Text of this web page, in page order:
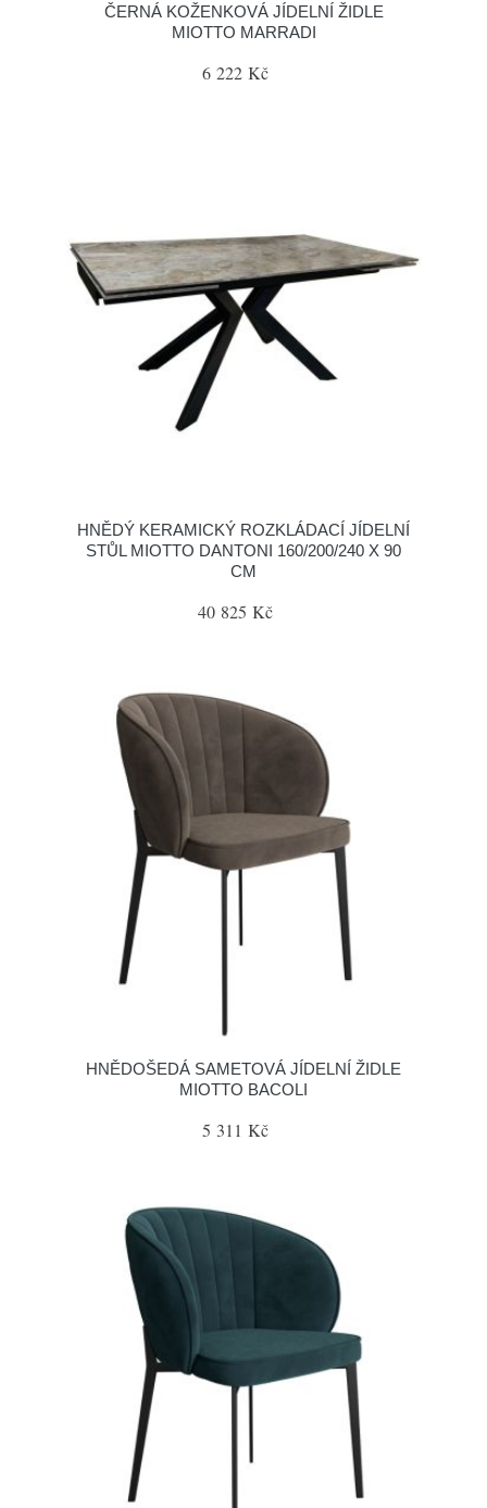
ČERNÁ KOŽENKOVÁ JÍDELNÍ ŽIDLE
MIOTTO MARRADI
6 222 Kč
HNĚDÝ KERAMICKÝ ROZKLÁDACÍ JÍDELNÍ
STŮL MIOTTO DANTONI 160/200/240 X 90
CM
40 825 Kč
HNĚDOŠEDÁ SAMETOVÁ JÍDELNÍ ŽIDLE
MIOTTO BACOLI
5 311 Kč